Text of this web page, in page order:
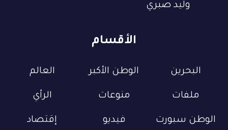
الأقسام
البحرين الوطن الأكبر العالم
ملفات منوعات الرأي
الوطن سبورت فيديو إقتصاد
وليد صبري